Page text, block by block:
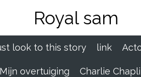
Royal sam
look to this story link
overtuiging Charlie